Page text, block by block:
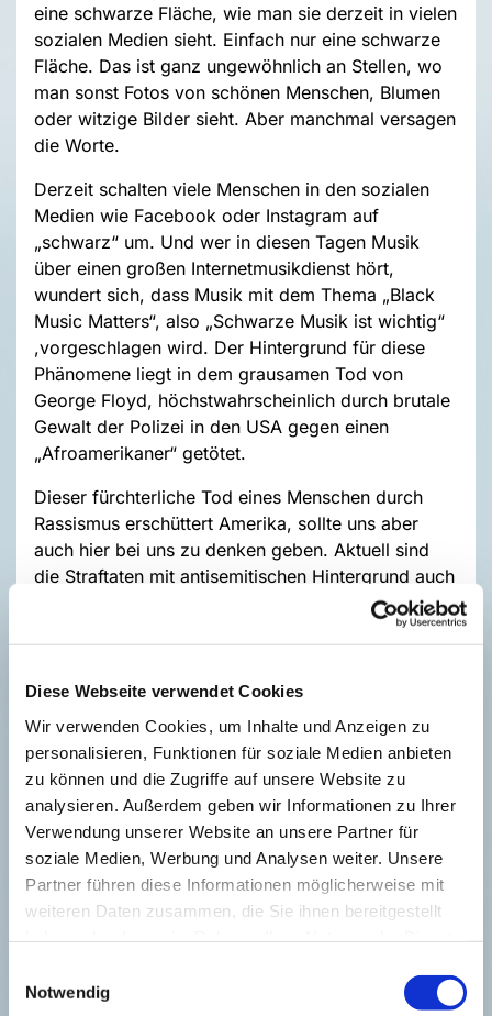
Diese Webseite verwendet Cookies
Wir verwenden Cookies, um Inhalte und Anzeigen zu
personalisieren, Funktionen für soziale Medien anbieten
zu können und die Zugriffe auf unsere Website zu
analysieren. Außerdem geben wir Informationen zu Ihrer
Verwendung unserer Website an unsere Partner für
soziale Medien, Werbung und Analysen weiter. Unsere
Partner führen diese Informationen möglicherweise mit
weiteren Daten zusammen, die Sie ihnen bereitgestellt
Notwendig
eine schwarze Fläche, wie man sie derzeit in vielen
sozialen Medien sieht. Einfach nur eine schwarze
Fläche. Das ist ganz ungewöhnlich an Stellen, wo
man sonst Fotos von schönen Menschen, Blumen
oder witzige Bilder sieht. Aber manchmal versagen
die Worte.
Derzeit schalten viele Menschen in den sozialen
Medien wie Facebook oder Instagram auf
„schwarz“ um. Und wer in diesen Tagen Musik
über einen großen Internetmusikdienst hört,
wundert sich, dass Musik mit dem Thema „Black
Music Matters“, also „Schwarze Musik ist wichtig“
,vorgeschlagen wird. Der Hintergrund für diese
Phänomene liegt in dem grausamen Tod von
George Floyd, höchstwahrscheinlich durch brutale
Gewalt der Polizei in den USA gegen einen
„Afroamerikaner“ getötet.
Dieser fürchterliche Tod eines Menschen durch
Rassismus erschüttert Amerika, sollte uns aber
auch hier bei uns zu denken geben. Aktuell sind
die Straftaten mit antisemitischen Hintergrund auch
bei uns in Deutschland gestiegen. Das ist genau so
unfassbar wie die bösen Taten in den USA. Man
in Worte fassen. Und Bilder reichen auch nicht aus,
die aufgrund ihrer Hautfarbe oder Herkunft
gepeinigt werden, zu beschreiben. Da fehlen oft
die richtigen Worte, und darum bin ich beeindruckt
von den stillen, schwarzen Flächen in der Welt
bunter Bilder.
Aber man darf und muss sogar auch Worte finden:
„Gott schuf den Menschen nach seinem Bilde, nach
seinem Bilde schuf er ihn.“ (Genesis 1,27). JEDER
gleich wichtig, gleich geliebt. Jesus Christus kam